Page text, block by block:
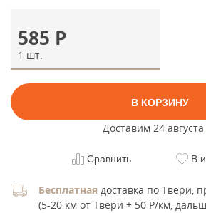
585 Р
1 шт.
В КОРЗИНУ
Доставим 24 августа
Сравнить В
Бесплатная доставка по Твери,
(5-20 км от Твери + 50 Р/км,